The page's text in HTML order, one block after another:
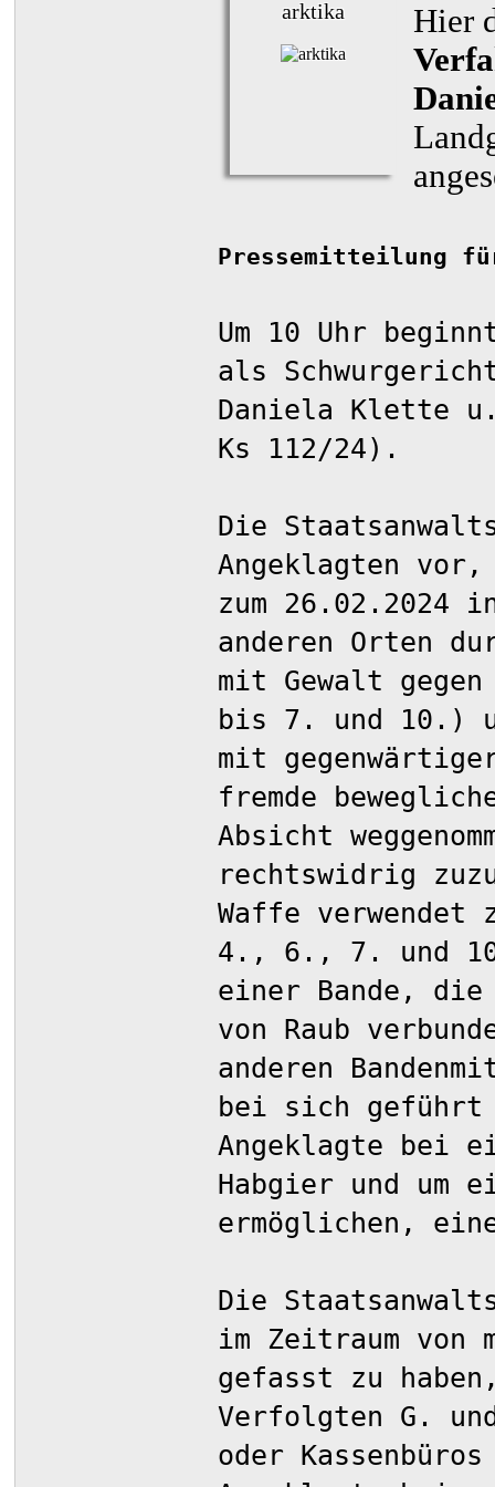
arktika
Hier
Pressemitteilung
Um 10 Uhr
als
Daniela Klette
Ks 112/24).
Die
Angeklagten vor,
zum 26.02.2024
anderen Orten
mit Gewalt
bis 7. und 10.)
mit
fremde
Absicht
rechtswidrig
Waffe
4., 6., 7. und
einer Bande, die
von Raub
anderen
bei sich geführt
Angeklagte bei
Habgier und um
ermöglichen,
Die
im Zeitraum von
gefasst zu
Verfolgten G.
oder